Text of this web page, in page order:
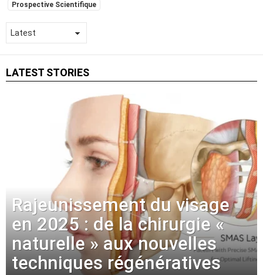
Prospective Scientifique
LATEST STORIES
Rajeunissement du visage
en 2025 : de la chirurgie «
naturelle » aux nouvelles
techniques régénératives